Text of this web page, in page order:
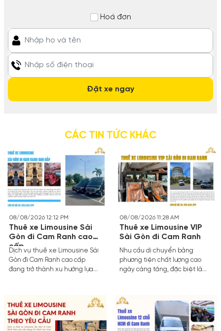
Hoá đơn
CÁC TIN TỨC KHÁC
08/08/2026 12:12 PM
Thuê xe Limousine Sài
Gòn đi Cam Ranh cao
cấp
Dịch vụ thuê xe Limousine Sài
Gòn đi Cam Ranh cao cấp
đang trở thành xu hướng lựa
sang trọng, ghế massage êm
ái cùng sự riêng tư tuyệt đối,
chuyến đi dài gần 400km sẽ
08/08/2026 11:28 AM
Thuê xe Limousine VIP
Sài Gòn đi Cam Ranh
Nhu cầu di chuyển bằng
phương tiện chất lượng cao
ngày càng tăng, đặc biệt là
Dịch vụ Thuê xe Limousine VIP
Sài Gòn đi Cam Ranh đang trở
thành lựa chọn hàng đầu nhờ
sự tiện nghi vượt trội, không